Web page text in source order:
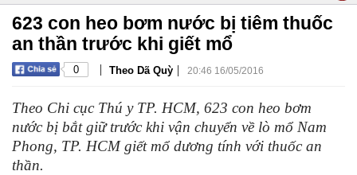
623 con heo bơm nước bị tiêm thuốc
an thần trước khi giết mổ
0 | Theo Dã Quỳ | 20:46 16/05/2016
Theo Chi cục Thú y TP. HCM, 623 con heo bơm
nước bị bắt giữ trước khi vận chuyển về lò mổ Nam
Phong, TP. HCM giết mổ dương tính với thuốc an
thần.